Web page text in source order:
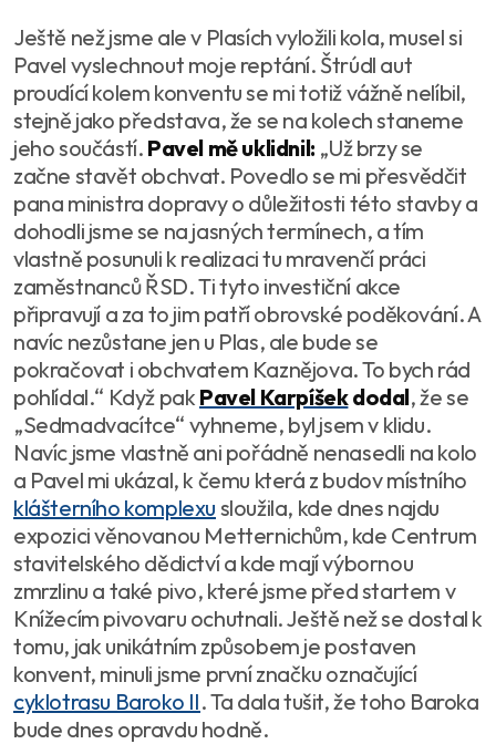
Ještě než jsme ale v Plasích vyložili kola, musel si
Pavel vyslechnout moje reptání. Štrúdl aut
proudící kolem konventu se mi totiž vážně nelíbil,
stejně jako představa, že se na kolech staneme
jeho součástí. Pavel mě uklidnil: „Už brzy se
začne stavět obchvat. Povedlo se mi přesvědčit
pana ministra dopravy o důležitosti této stavby a
dohodli jsme se na jasných termínech, a tím
vlastně posunuli k realizaci tu mravenčí práci
zaměstnanců ŘSD. Ti tyto investiční akce
připravují a za to jim patří obrovské poděkování. A
navíc nezůstane jen u Plas, ale bude se
pokračovat i obchvatem Kaznějova. To bych rád
pohlídal.“ Když pak Pavel Karpíšekdodal, že se
„Sedmadvacítce“ vyhneme, byl jsem v klidu.
Navíc jsme vlastně ani pořádně nenasedli na kolo
a Pavel mi ukázal, k čemu která z budov místního
klášterního komplexu sloužila, kde dnes najdu
expozici věnovanou Metternichům, kde Centrum
stavitelského dědictví a kde mají výbornou
zmrzlinu a také pivo, které jsme před startem v
Knížecím pivovaru ochutnali. Ještě než se dostal k
tomu, jak unikátním způsobem je postaven
konvent, minuli jsme první značku označující
cyklotrasu Baroko II. Ta dala tušit, že toho Baroka
bude dnes opravdu hodně.